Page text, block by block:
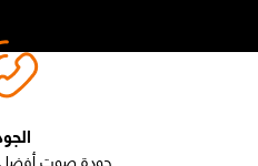
جودة صوت أفضل